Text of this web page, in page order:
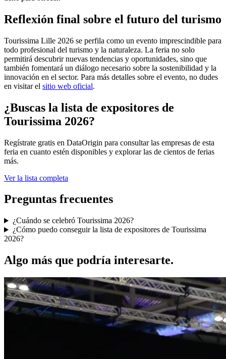
Reflexión final sobre el futuro del turismo
Tourissima Lille 2026 se perfila como un evento imprescindible para
todo profesional del turismo y la naturaleza. La feria no solo
permitirá descubrir nuevas tendencias y oportunidades, sino que
también fomentará un diálogo necesario sobre la sostenibilidad y la
innovación en el sector. Para más detalles sobre el evento, no dudes
en visitar el sitio web oficial.
¿Buscas la lista de expositores de
Tourissima 2026?
Regístrate gratis en DataOrigin para consultar las empresas de esta
feria en cuanto estén disponibles y explorar las de cientos de ferias
más.
Ver la lista completa
Preguntas frecuentes
¿Cuándo se celebró Tourissima 2026?
¿Cómo puedo conseguir la lista de expositores de Tourissima
2026?
Algo más que podría interesarte.